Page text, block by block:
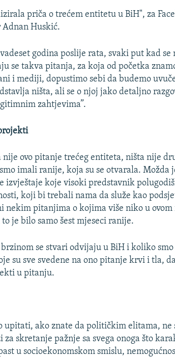
priča o trećem entitetu u BiH", za
Huskić.
godina poslije rata, svaki put kad se
se takva pitanja, za koja od početka
i mediji, dopustimo sebi da budemo
ništa, ali se o njoj jako detaljno
zahtjevima”.
nije ovo pitanje trećeg entiteta, ništa nije
imali ranije, koja su se otvarala. Možda
izvještaje koje visoki predstavnik
koji bi trebali nama da služe kao
nekim pitanjima o kojima više niko u ovom
je bilo samo šest mjeseci ranije.
se stvari odvijaju u BiH i koliko
su sve svedene na ono pitanje krvi i tla,
u pitanju.
upitati, ako znate da političkim elitama, ne
skretanje pažnje sa svega onoga što
u socioekonomskom smislu,